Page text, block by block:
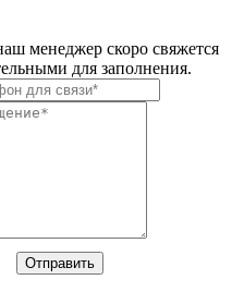
менеджер скоро свяжется
для заполнения.
Отправить